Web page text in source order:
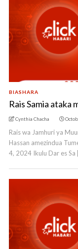
BIASHARA
Rais Samia ataka
Cynthia Chacha
Rais wa Jamhuri ya
Hassan amezindua
4, 2024 Ikulu Dar es Sa